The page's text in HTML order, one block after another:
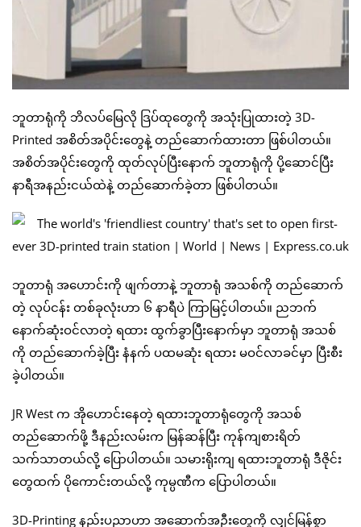
ဘူတာရုံကို ဘိလပ်မြေလို ဒြပ်ထုတွေကို အသုံးပြုထားတဲ့ 3D-
Printed အစိတ်အပိုင်းတွေနဲ့ တည်ဆောက်ထားတာ ဖြစ်ပါတယ်။
အစိတ်အပိုင်းတွေကို ထုတ်လုပ်ပြီးနောက် ဘူတာရုံကို ပို့ဆောင်ပြီး
နာရီအနည်းငယ်ထဲနဲ့ တည်ဆောက်ခဲ့တာ ဖြစ်ပါတယ်။
ဘူတာရုံ အဟောင်းကို ဖျက်တာနဲ့ ဘူတာရုံ အသစ်ကို တည်ဆောက်
တဲ့ လုပ်ငန်း တစ်ခုလုံးဟာ ၆ နာရီပဲ ကြာမြင့်ပါတယ်။ ညဘက်
နောက်ဆုံးဝင်လာတဲ့ ရထား ထွက်ခွာပြီးနောက်မှာ ဘူတာရုံ အသစ်
ကို တည်ဆောက်ခဲ့ပြီး နံနက် ပထမဆုံး ရထား မဝင်လာခင်မှာ ပြီးစီး
ခဲ့ပါတယ်။
JR West က အိုဟောင်းနေတဲ့ ရထားဘူတာရုံတွေကို အသစ်
တည်ဆောက်ဖို့ ဒီနည်းလမ်းက မြန်ဆန်ပြီး ကုန်ကျစားရိတ်
သက်သာတယ်လို့ ပြောပါတယ်။ သမားရိုးကျ ရထားဘူတာရုံ ဒီဇိုင်း
တွေထက် ပိုကောင်းတယ်လို့ ကုမ္ပဏီက ပြောပါတယ်။
3D-Printing နည်းပညာဟာ အဆောက်အဦးတွေကို လျှင်မြန်စွာ